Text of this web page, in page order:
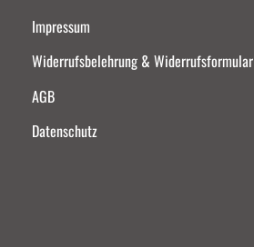
Impressum
Widerrufsbelehrung & Widerrufsformular
AGB
Datenschutz